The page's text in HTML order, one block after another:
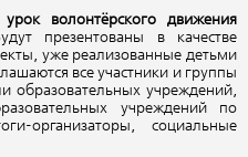
волонтёрского движения
презентованы в качестве
уже реализованные детьми
все участники и группы
образовательных учреждений,
учреждений по
организаторы, социальные